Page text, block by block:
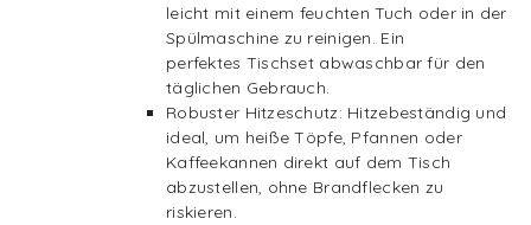
leicht mit einem feuchten Tuch oder in der
Spülmaschine zu reinigen. Ein
perfektes Tischset abwaschbar für den
täglichen Gebrauch.
Robuster Hitzeschutz: Hitzebeständig und
ideal, um heiße Töpfe, Pfannen oder
Kaffeekannen direkt auf dem Tisch
abzustellen, ohne Brandflecken zu
riskieren.